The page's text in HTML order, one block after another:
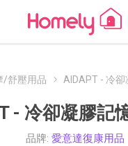
/舒壓用品 AIDAPT - 冷
- 冷卻凝膠記
品牌: 愛意達復康用品